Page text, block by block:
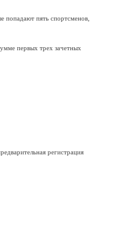
попадают пять спортсменов,
первых трех зачетных
регистрация